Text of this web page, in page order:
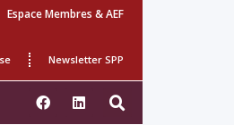
Espace Membres & AEF
Newsletter SPP